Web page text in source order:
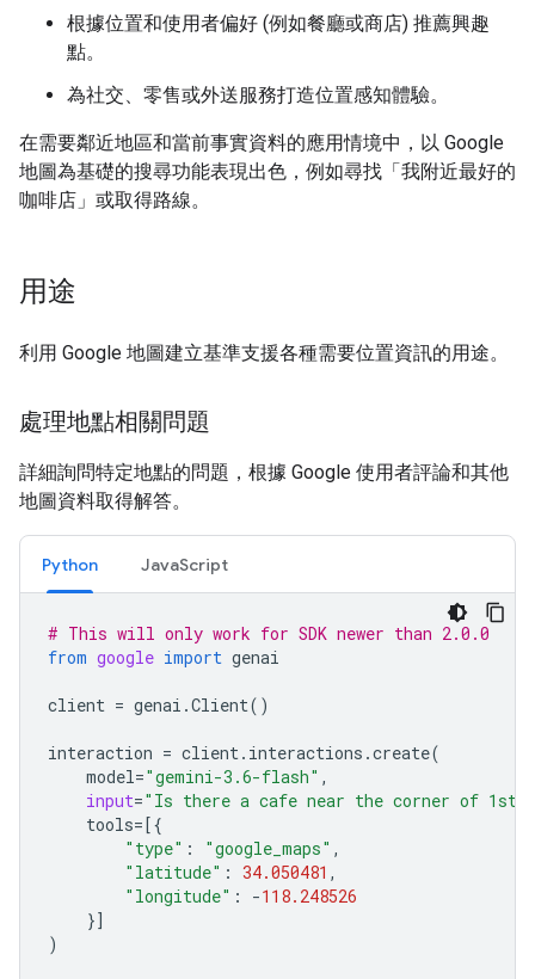
根據位置和使用者偏好 (例如餐廳或商店) 推薦興趣
點。
為社交、零售或外送服務打造位置感知體驗。
在需要鄰近地區和當前事實資料的應用情境中，以 Google
地圖為基礎的搜尋功能表現出色，例如尋找「我附近最好的
咖啡店」或取得路線。
用途
利用 Google 地圖建立基準支援各種需要位置資訊的用途。
處理地點相關問題
詳細詢問特定地點的問題，根據 Google 使用者評論和其他
地圖資料取得解答。
Python JavaScript
# This will only work for SDK newer than 2.0.0
from google import genai
client = genai .Client()
interaction = client. interactions .create(
model="gemini-3.6-flash" ,
input="Is there a cafe near the corner of 1st
tools=[{
"type" : "google_maps" ,
"latitude" : 34.050481 ,
"longitude" : -118.248526
}]
)